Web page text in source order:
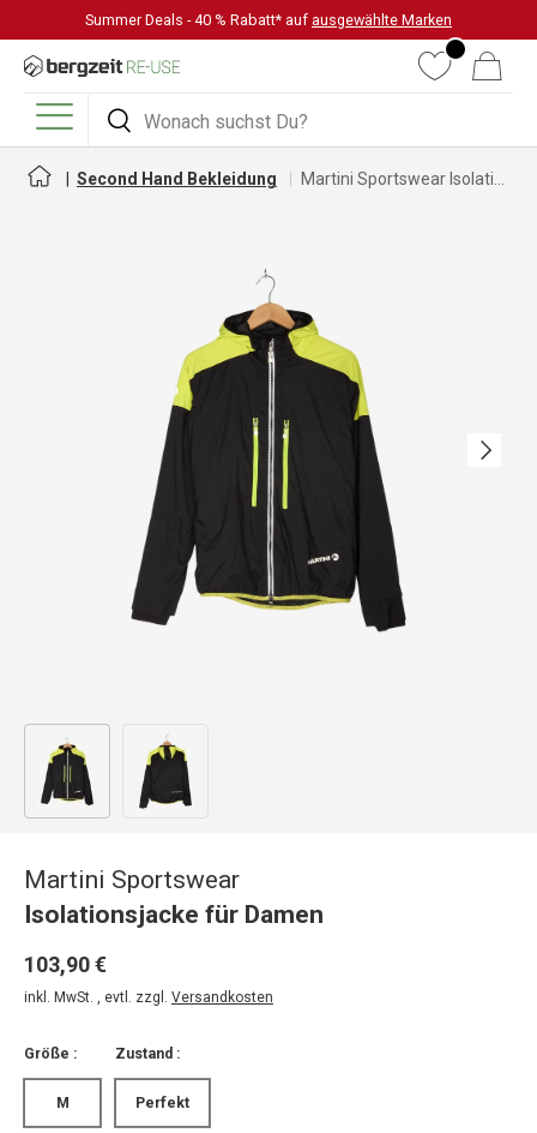
DIREKT ZUM INHALT
Summer Deals - 40 % Rabatt* auf ausgewählte Marken
Suchen
Suchen
WunschlisteWarenkorb
Menü
Second Hand Bekleidung
Nächste
Bild 1 in Galerieansicht laden
Martini Sportswear
Isolationsjacke für Damen
103,90 €
inkl. MwSt. , evtl. zzgl. Versandkosten
Größe :
M
Zustand :
Perfekt